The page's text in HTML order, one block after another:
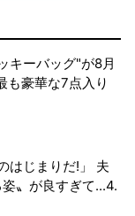
キーバッグ"が8月
も豪華な7点入り
はじまりだ!」 夫
〟が良すぎて...4.